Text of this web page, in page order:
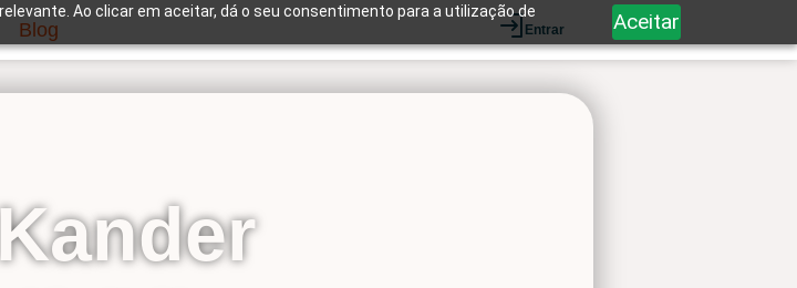
Ao clicar em aceitar, dá o seu consentimento para a utilização de
Aceitar
Blog Entrar